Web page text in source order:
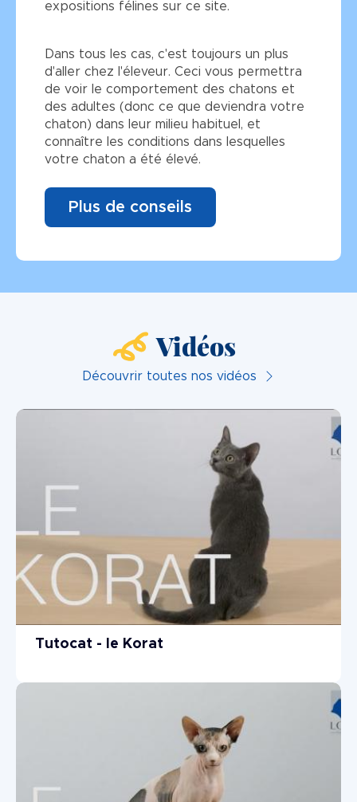
expositions félines sur ce site.
Dans tous les cas, c'est toujours un plus
d'aller chez l'éleveur. Ceci vous permettra
de voir le comportement des chatons et
des adultes (donc ce que deviendra votre
chaton) dans leur milieu habituel, et
connaître les conditions dans lesquelles
votre chaton a été élevé.
Plus de conseils
Vidéos
Découvrir toutes nos vidéos
Tutocat - le Korat